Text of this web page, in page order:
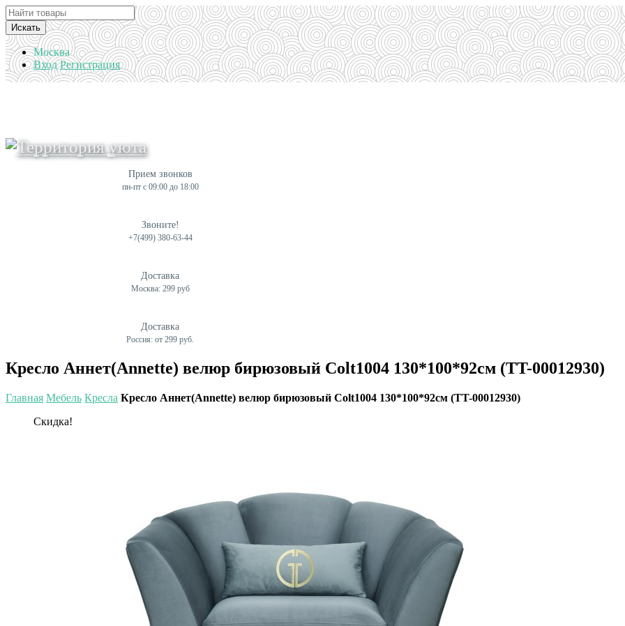
Искать
Москва
Вход Регистрация
Прием звонков
пн-пт с 09:00 до 18:00
Звоните!
+7(499) 380-63-44
Доставка
Москва: 299 руб
Доставка
Россия: от 299 руб.
Кресло Аннет(Annette) велюр бирюзовый Colt1004 130*100*92см (TT-00012930)
Главная Мебель Кресла Кресло Аннет(Annette) велюр бирюзовый Colt1004 130*100*92см (TT-00012930)
Скидка!